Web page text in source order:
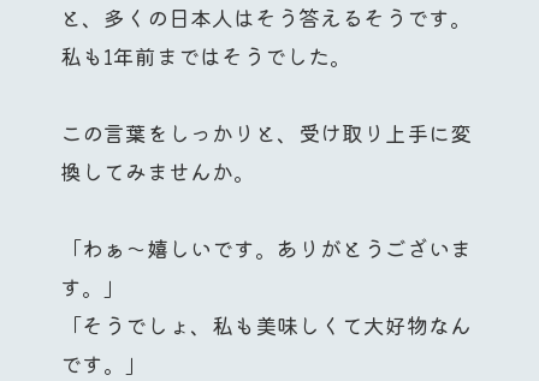
と、多くの日本人はそう答えるそうです。
私も1年前まではそうでした。
この言葉をしっかりと、受け取り上手に変
換してみませんか。
「わぁ〜嬉しいです。ありがとうございま
す。」
「そうでしょ、私も美味しくて大好物なん
です。」